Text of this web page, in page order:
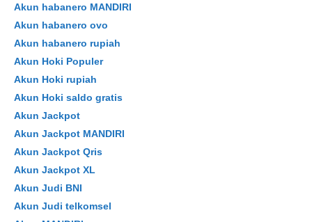
Akun habanero MANDIRI
Akun habanero ovo
Akun habanero rupiah
Akun Hoki Populer
Akun Hoki rupiah
Akun Hoki saldo gratis
Akun Jackpot
Akun Jackpot MANDIRI
Akun Jackpot Qris
Akun Jackpot XL
Akun Judi BNI
Akun Judi telkomsel